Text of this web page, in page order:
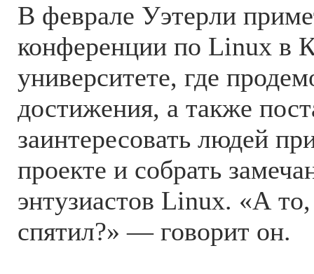
В феврале Уэтерли
конференции по Linux в
университете, где
достижения, а также
заинтересовать людей
проекте и собрать
энтузиастов Linux. «А
спятил?» — говорит он.